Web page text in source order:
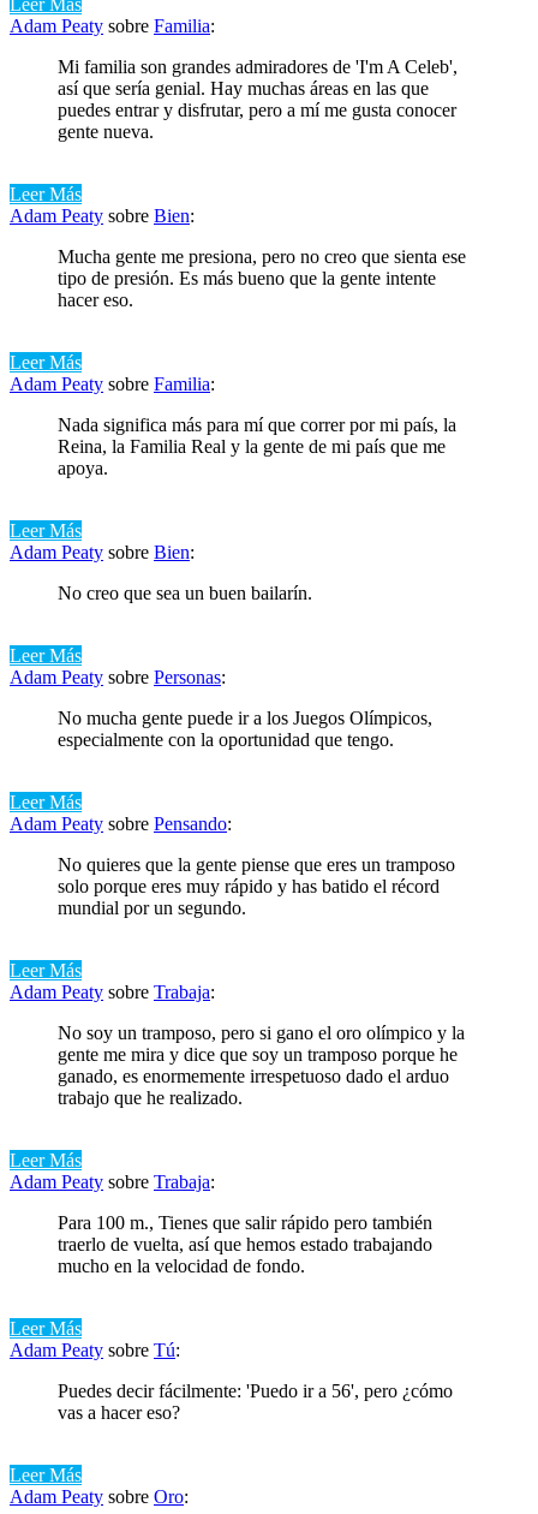
Adam Peaty sobre Familia:
Mi familia son grandes admiradores de 'I'm A Celeb',
así que sería genial. Hay muchas áreas en las que
puedes entrar y disfrutar, pero a mí me gusta conocer
gente nueva.
Leer Más
Adam Peaty sobre Bien:
Mucha gente me presiona, pero no creo que sienta ese
tipo de presión. Es más bueno que la gente intente
hacer eso.
Leer Más
Adam Peaty sobre Familia:
Nada significa más para mí que correr por mi país, la
Reina, la Familia Real y la gente de mi país que me
apoya.
Leer Más
Adam Peaty sobre Bien:
No creo que sea un buen bailarín.
Leer Más
Adam Peaty sobre Personas:
No mucha gente puede ir a los Juegos Olímpicos,
especialmente con la oportunidad que tengo.
Leer Más
Adam Peaty sobre Pensando:
No quieres que la gente piense que eres un tramposo
solo porque eres muy rápido y has batido el récord
mundial por un segundo.
Leer Más
Adam Peaty sobre Trabaja:
No soy un tramposo, pero si gano el oro olímpico y la
gente me mira y dice que soy un tramposo porque he
ganado, es enormemente irrespetuoso dado el arduo
trabajo que he realizado.
Leer Más
Adam Peaty sobre Trabaja:
Para 100 m., Tienes que salir rápido pero también
traerlo de vuelta, así que hemos estado trabajando
mucho en la velocidad de fondo.
Leer Más
Adam Peaty sobre Tú:
Puedes decir fácilmente: 'Puedo ir a 56', pero ¿cómo
vas a hacer eso?
Leer Más
Adam Peaty sobre Oro: